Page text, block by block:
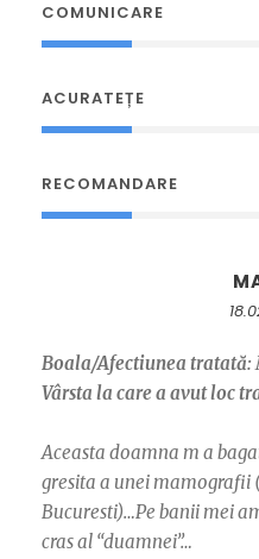
COMUNICARE
ACURATEȚE
RECOMANDARE
Boala/Afectiunea tratată:
Vârsta la care a avut loc
Aceasta doamna m a
gresita a unei
Bucuresti)…Pe banii mei
cras al “duamnei”…